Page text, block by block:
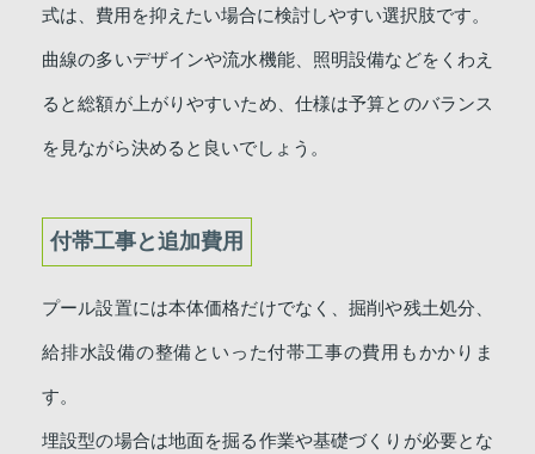
式は、費用を抑えたい場合に検討しやすい選択肢です。
曲線の多いデザインや流水機能、照明設備などをくわえ
ると総額が上がりやすいため、仕様は予算とのバランス
を見ながら決めると良いでしょう。
付帯工事と追加費用
プール設置には本体価格だけでなく、掘削や残土処分、
給排水設備の整備といった付帯工事の費用もかかりま
す。
埋設型の場合は地面を掘る作業や基礎づくりが必要とな